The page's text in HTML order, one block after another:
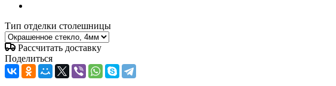
Тип отделки столешницы
Рассчитать доставку
Поделиться